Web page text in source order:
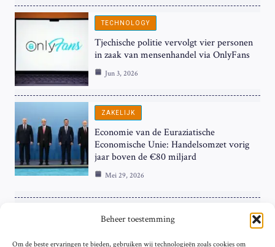
Beheer toestemming
Om de beste ervaringen te bieden, gebruiken wij technologieën zoals cookies om
TECHNOLOGY
Tjechische politie vervolgt vier personen
in zaak van mensenhandel via OnlyFans
Jun 3, 2026
ZAKELIJK
Economie van de Euraziatische
Economische Unie: Handelsomzet vorig
jaar boven de €80 miljard
Mei 29, 2026
ZAKELIJK